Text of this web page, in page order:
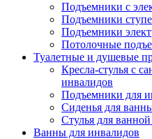
Подъемники с
Подъемники
Подъемники
Потолочные
Туалетные и душевые
Кресла-стулья с
инвалидов
Подъемники для
Сиденья для
Стулья для
Ванны для инвалидов